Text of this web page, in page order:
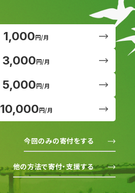
1,000円/月
3,000円/月
5,000円/月
10,000円/月
今回のみの寄付をする
他の方法で寄付・支援する